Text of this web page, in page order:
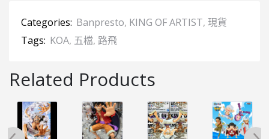
Categories: Banpresto, KING OF ARTIST, 現貨
Tags: KOA, 五檔, 路飛
Related Products